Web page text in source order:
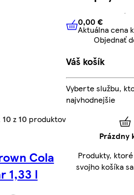
10z 10 produktov
Cola
1,33 l
0,00 €
0,00 €
Aktuálna cena
Objednať
Váš košík
Vyberte službu,
najvhodnejšie
Prázdny
Produkty,
svojho košíka